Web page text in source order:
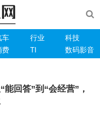
车 行业
科技
费 TI 数码影音
回答”到“会经营”，